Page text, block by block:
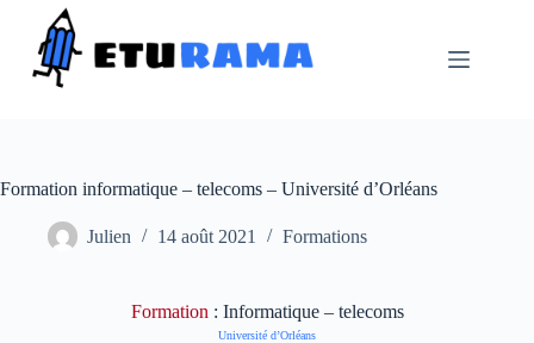
contenu
Formation informatique – telecoms – Université d’Orléans
Julien 14 août 2021 Formations
Formation : Informatique – telecoms
Université d’Orléans